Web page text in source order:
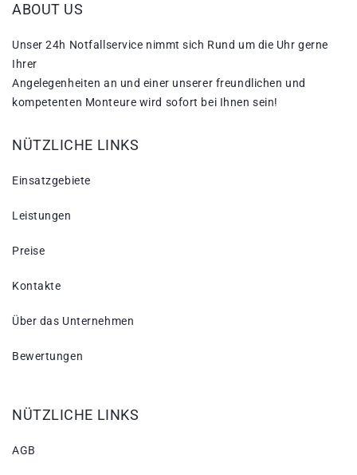
ABOUT US
Unser 24h Notfallservice nimmt sich Rund um die Uhr gerne
Ihrer
Angelegenheiten an und einer unserer freundlichen und
kompetenten Monteure wird sofort bei Ihnen sein!
NÜTZLICHE LINKS
Einsatzgebiete
Leistungen
Preise
Kontakte
Über das Unternehmen
Bewertungen
NÜTZLICHE LINKS
AGB